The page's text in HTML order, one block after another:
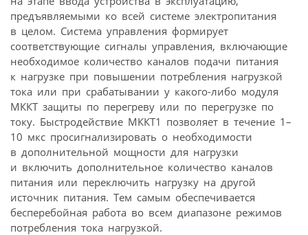
предъявляемыми ко всей системе электропитания
в целом. Система управления формирует
соответствующие сигналы управления, включающие
необходимое количество каналов подачи питания
к нагрузке при повышении потребления нагрузкой
тока или при срабатывании у какого-либо модуля
МККТ защиты по перегреву или по перегрузке по
току. Быстродействие МККТ1 позволяет в течение 1–
10 мкс просигнализировать о необходимости
в дополнительной мощности для нагрузки
и включить дополнительное количество каналов
питания или переключить нагрузку на другой
источник питания. Тем самым обеспечивается
бесперебойная работа во всем диапазоне режимов
потребления тока нагрузкой.